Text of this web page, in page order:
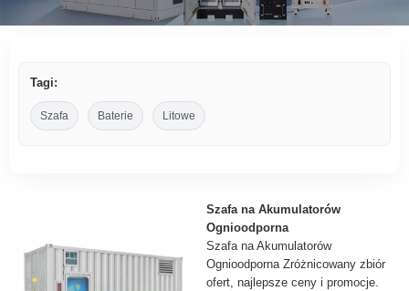
Tagi:
Szafa Baterie Litowe
Szafa na Akumulatorów
Ognioodporna
Szafa na Akumulatorów
Ognioodporna Zróżnicowany zbiór
ofert, najlepsze ceny i promocje.